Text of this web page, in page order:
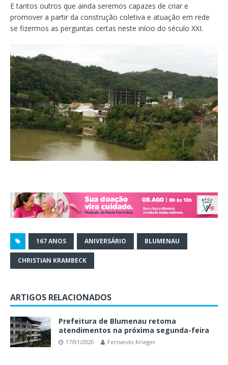
E tantos outros que ainda seremos capazes de criar e
promover a partir da construção coletiva e atuação em rede
se fizermos as perguntas certas neste início do século XXI.
167 ANOS ANIVERSÁRIO BLUMENAU
CHRISTIAN KRAMBECK
ARTIGOS RELACIONADOS
Prefeitura de Blumenau retoma
atendimentos na próxima segunda-feira
17/01/2020 Fernando Krieger